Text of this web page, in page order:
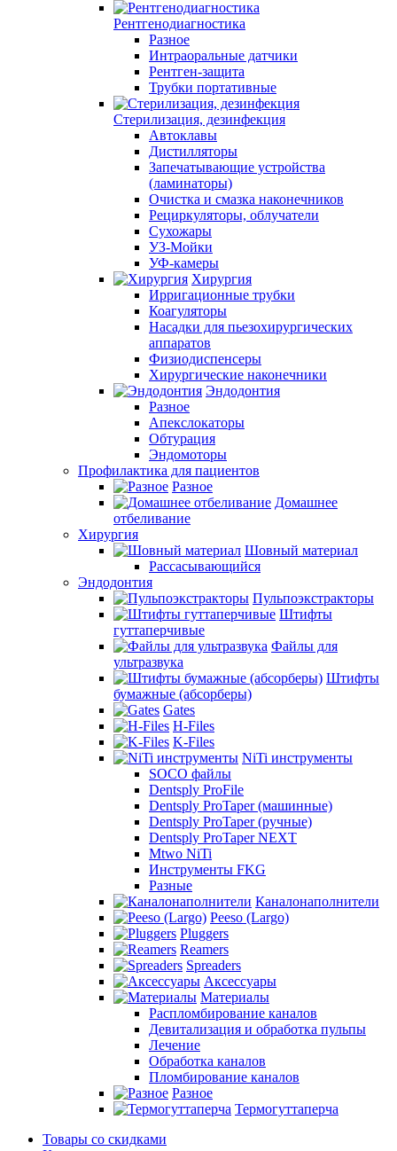
Рентгенодиагностика
Разное
Интраоральные датчики
Рентген-защита
Трубки портативные
Стерилизация, дезинфекция
Автоклавы
Дистилляторы
Запечатывающие устройства
(ламинаторы)
Очистка и смазка наконечников
Рециркуляторы, облучатели
Сухожары
УЗ-Мойки
УФ-камеры
Хирургия
Ирригационные трубки
Коагуляторы
Насадки для пьезохирургических
аппаратов
Физиодиспенсеры
Хирургические наконечники
Эндодонтия
Разное
Апекслокаторы
Обтурация
Эндомоторы
Профилактика для пациентов
Разное
Домашнее
отбеливание
Хирургия
Шовный материал
Рассасывающийся
Эндодонтия
Пульпоэкстракторы
Штифты
гуттаперчивые
Файлы для
ультразвука
Штифты
бумажные (абсорберы)
Gates
H-Files
K-Files
NiTi инструменты
SOCO файлы
Dentsply ProFile
Dentsply ProTaper (машинные)
Dentsply ProTaper (ручные)
Dentsply ProTaper NEXT
Mtwo NiTi
Инструменты FKG
Разные
Каналонаполнители
Peeso (Largo)
Pluggers
Reamers
Spreaders
Аксессуары
Материалы
Распломбирование каналов
Девитализация и обработка пульпы
Лечение
Обработка каналов
Пломбирование каналов
Разное
Термогуттаперча
Товары со скидками